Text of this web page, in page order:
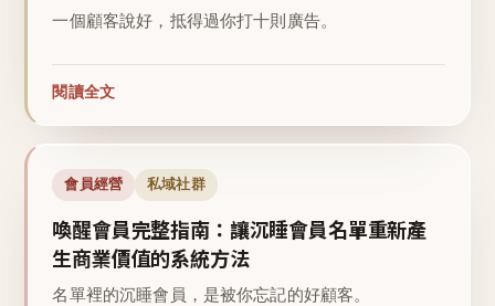
一個顧客說好，抵得過你打十則廣告。
閱讀全文
會員經營 私域社群
喚醒會員完整指南：讓沉睡會員名單重新產
生商業價值的系統方法
名單裡的沉睡會員，是被你忘記的好顧客。